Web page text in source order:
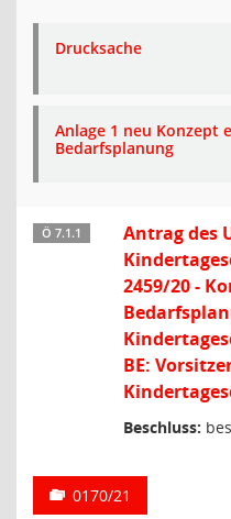
Drucksache
Anlage 1 neu Konzept
Bedarfsplanung
Ö 7.1.1
Antrag des
2459/20 -
BE:
Beschluss:
0170/21